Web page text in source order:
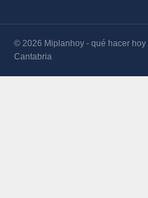
© 2026 Miplanhoy - qué hacer
Cantabria